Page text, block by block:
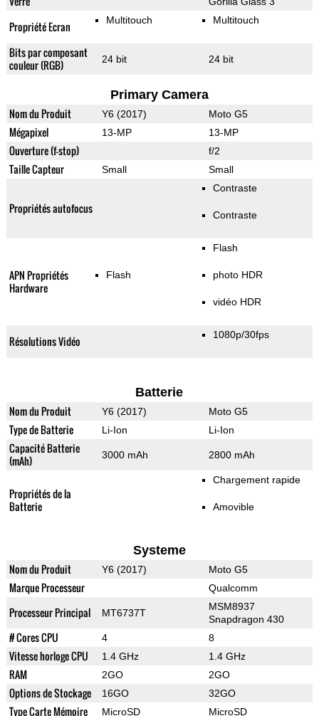
Propriété Ecran Multitouch Multitouch
Bits par composant
couleur (RGB)
24 bit 24 bit
Primary Camera
Nom du Produit Y6 (2017) Moto G5
Mégapixel 13-MP 13-MP
Ouverture (f-stop) f/2
Taille Capteur Small Small
Propriétés autofocus
Contraste
Contraste
APN Propriétés
Hardware
Flash
Flash
photo HDR
vidéo HDR
Résolutions Vidéo 1080p/30fps
Batterie
Nom du Produit Y6 (2017) Moto G5
Type de Batterie Li-Ion Li-Ion
Capacité Batterie
(mAh)
3000 mAh 2800 mAh
Propriétés de la
Batterie
Chargement rapide
Amovible
Systeme
Nom du Produit Y6 (2017) Moto G5
Marque Processeur Qualcomm
Processeur Principal MT6737T
MSM8937
Snapdragon 430
# Cores CPU 4 8
Vitesse horloge CPU 1.4 GHz 1.4 GHz
RAM 2GO 2GO
Options de Stockage 16GO 32GO
Type Carte Mémoire MicroSD MicroSD